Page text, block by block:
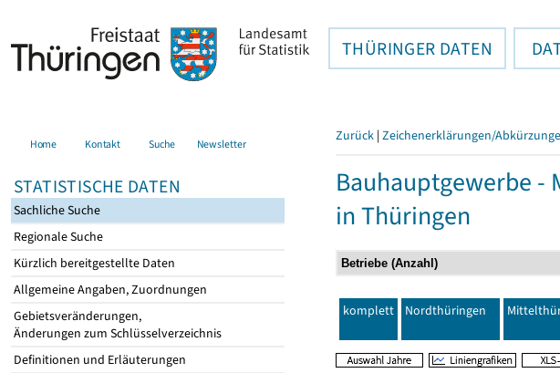
THÜRINGER DATEN
Home Kontakt Suche Newsletter
STATISTISCHE DATEN
Sachliche Suche
Regionale Suche
Kürzlich bereitgestellte Daten
Allgemeine Angaben, Zuordnungen
Gebietsveränderungen,
Änderungen zum Schlüsselverzeichnis
Definitionen und Erläuterungen
Zurück | Zeichenerklärungen/
Bauhauptgewerbe -
in Thüringen
komplett Nordthüringen